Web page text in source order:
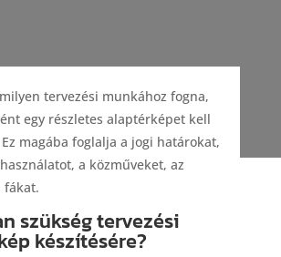
tervezési munkához fogna,
egy részletes alaptérképet kell
magába foglalja a jogi határokat,
a közműveket, az
fákat.
szükség tervezési
készítésére?